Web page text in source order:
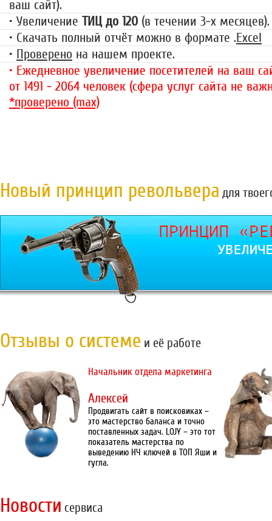
ваш сайт).
• Увеличение ТИЦ до 120 (в течении 3-х месяцев).
• Скачать полный отчёт можно в формате .Excel
• Проверено на нашем проекте.
• Ежедневное увеличение посетителей на ваш
от 1491 - 2064 человек (сфера услуг сайта не
*проверено (max)
Новый принцип револьвера для
Отзывы о системе и её работе
Начальник отдела маркетинга
Алексей
Продвигать сайт в поисковиках –
это мастерство баланса и точно
поставленных задач. LOJY – это тот
показатель мастерства по
выведению НЧ ключей в ТОП Яши и
гугла.
Новости сервиса